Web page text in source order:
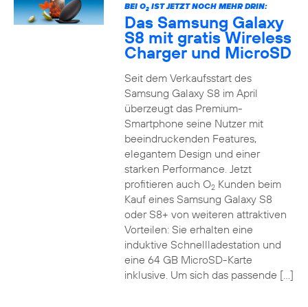
BEI O2IST JETZT NOCH MEHR DRIN:
Das Samsung Galaxy
S8 mit gratis Wireless
Charger und MicroSD
Seit dem Verkaufsstart des
Samsung Galaxy S8 im April
überzeugt das Premium-
Smartphone seine Nutzer mit
beeindruckenden Features,
elegantem Design und einer
starken Performance. Jetzt
profitieren auch O2Kunden beim
Kauf eines Samsung Galaxy S8
oder S8+ von weiteren attraktiven
Vorteilen: Sie erhalten eine
induktive Schnellladestation und
eine 64 GB MicroSD-Karte
inklusive. Um sich das passende […]